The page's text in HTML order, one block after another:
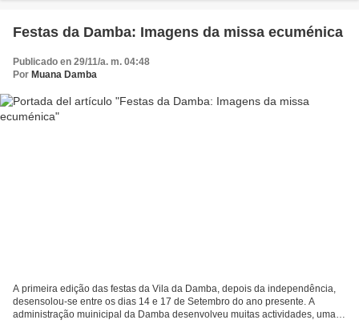
Festas da Damba: Imagens da missa ecuménica
Publicado en 29/11/a. m. 04:48
Por Muana Damba
A primeira edição das festas da Vila da Damba, depois da independência,
desensolou-se entre os dias 14 e 17 de Setembro do ano presente. A
administração muinicipal da Damba desenvolveu muitas actividades, uma